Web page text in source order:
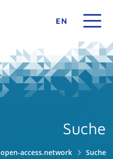
EN
Suche
open-access.network Suche